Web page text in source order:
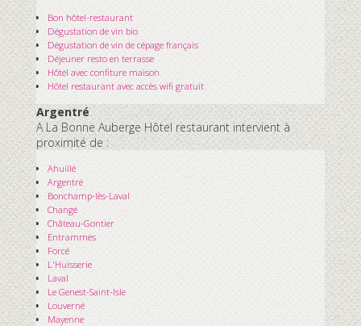
Bon hôtel-restaurant
Dégustation de vin bio
Dégustation de vin de cépage français
Déjeuner resto en terrasse
Hôtel avec confiture maison
Hôtel restaurant avec accès wifi gratuit
Argentré
A La Bonne Auberge Hôtel restaurant intervient à
proximité de :
Ahuillé
Argentré
Bonchamp-lès-Laval
Changé
Château-Gontier
Entrammes
Forcé
L'Huisserie
Laval
Le Genest-Saint-Isle
Louverné
Mayenne